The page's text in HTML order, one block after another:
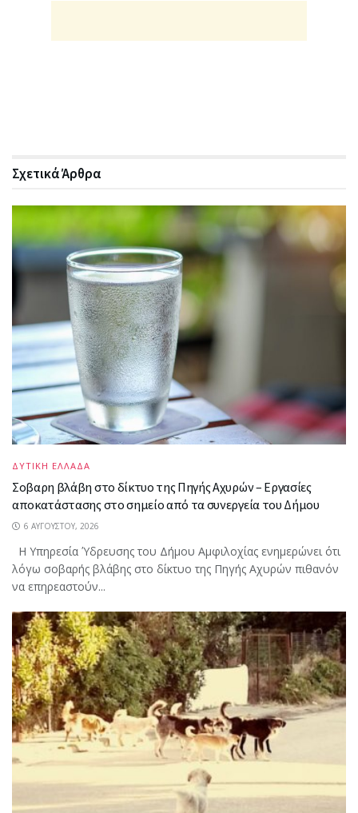
ΣχετικάΆρθρα
ΔΥΤΙΚΗ ΕΛΛΑΔΑ
Σοβαρη βλάβη στο δίκτυο της Πηγής Αχυρών – Εργασίες
αποκατάστασης στο σημείο από τα συνεργεία του Δήμου
6 ΑΥΓΟΎΣΤΟΥ, 2026
Η Υπηρεσία Ύδρευσης του Δήμου Αμφιλοχίας ενημερώνει ότι
λόγω σοβαρής βλάβης στο δίκτυο της Πηγής Αχυρών πιθανόν
να επηρεαστούν...